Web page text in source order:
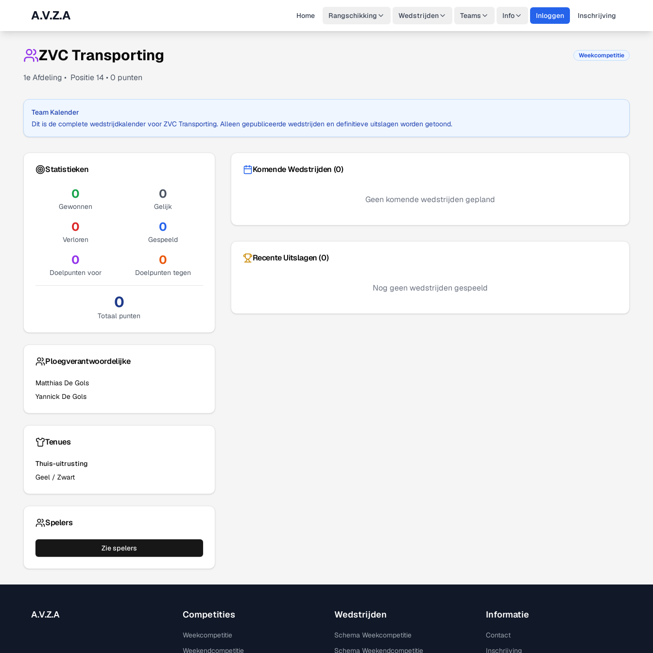
A.V.Z.A Home Rangschikking Wedstrijden Teams Info Inloggen Inschrijving
ZVC Transporting Weekcompetitie
1e Afdeling • Positie14 •0 punten
Team Kalender
Dit is de complete wedstrijdkalender voor ZVC Transporting. Alleen gepubliceerde wedstrijden en definitieve uitslagen worden getoond.
Statistieken
0
Gewonnen
0
Gelijk
0
Verloren
0
Gespeeld
0
Doelpunten voor
0
Doelpunten tegen
0
Totaal punten
Ploegverantwoordelijke
Matthias De Gols
Yannick De Gols
Tenues
Thuis-uitrusting
Geel / Zwart
Spelers
Zie spelers
Komende Wedstrijden (0)
Geen komende wedstrijden gepland
Recente Uitslagen (0)
Nog geen wedstrijden gespeeld
A.V.Z.A Competities
Weekcompetitie
Weekendcompetitie
Wedstrijden
Schema Weekcompetitie
Schema Weekendcompetitie
Informatie
Contact
Inschrijving